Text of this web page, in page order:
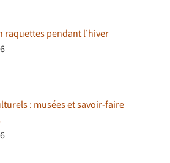
raquettes pendant l’hiver
: musées et savoir-faire